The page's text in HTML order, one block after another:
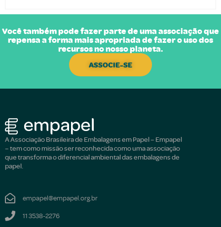
Você também pode fazer parte de uma associação que
repensa a forma mais apropriada de fazer o uso dos
recursos no nosso planeta.
ASSOCIE-SE
A Associação Brasileira de Embalagens em Papel – Empapel
– tem como missão ser reconhecida como uma associação
que transforma o diferencial ambiental das embalagens de
papel.
empapel@empapel.org.br
11 3538-2276